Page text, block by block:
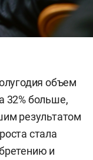
объем
32% больше,
результатом
стала
и